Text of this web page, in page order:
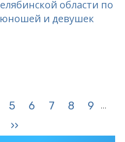
области по
и девушек
Page
5 Page
6 Page
7 Page
8 Page
9 …
Следующая
››